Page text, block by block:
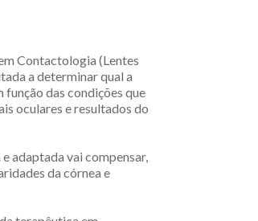
Contactologia (Lentes
a determinar qual a
das condições que
oculares e resultados do
adaptada vai compensar,
da córnea e